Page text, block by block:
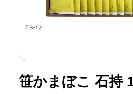
笹かまぼこ 石持